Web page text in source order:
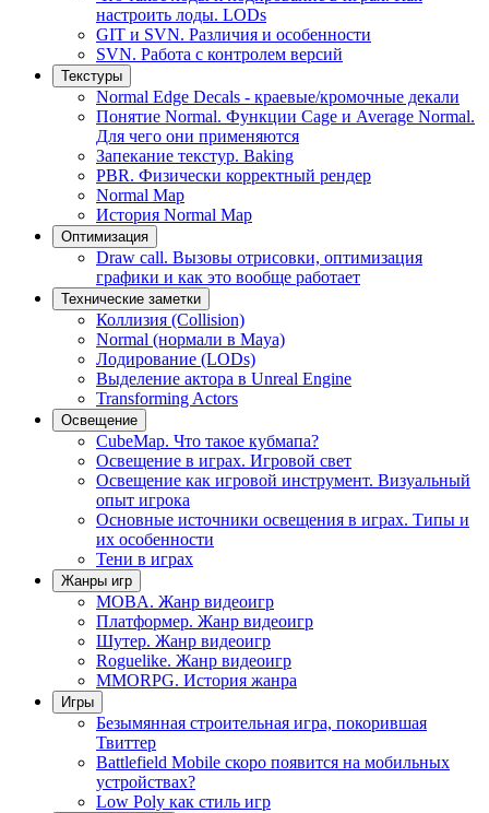
настроить лоды. LODs
GIT и SVN. Различия и особенности
SVN. Работа с контролем версий
Текстуры
Normal Edge Decals - краевые/кромочные декали
Понятие Normal. Функции Cage и Average Normal.
Для чего они применяются
Запекание текстур. Baking
PBR. Физически корректный рендер
Normal Map
История Normal Map
Оптимизация
Draw call. Вызовы отрисовки, оптимизация
графики и как это вообще работает
Технические заметки
Коллизия (Collision)
Normal (нормали в Maya)
Лодирование (LODs)
Выделение актора в Unreal Engine
Transforming Actors
Освещение
CubeMap. Что такое кубмапа?
Освещение в играх. Игровой свет
Освещение как игровой инструмент. Визуальный
опыт игрока
Основные источники освещения в играх. Типы и
их особенности
Тени в играх
Жанры игр
MOBA. Жанр видеоигр
Платформер. Жанр видеоигр
Шутер. Жанр видеоигр
Roguelike. Жанр видеоигр
MMORPG. История жанра
Игры
Безымянная строительная игра, покорившая
Твиттер
Battlefield Mobile скоро появится на мобильных
устройствах?
Low Poly как стиль игр